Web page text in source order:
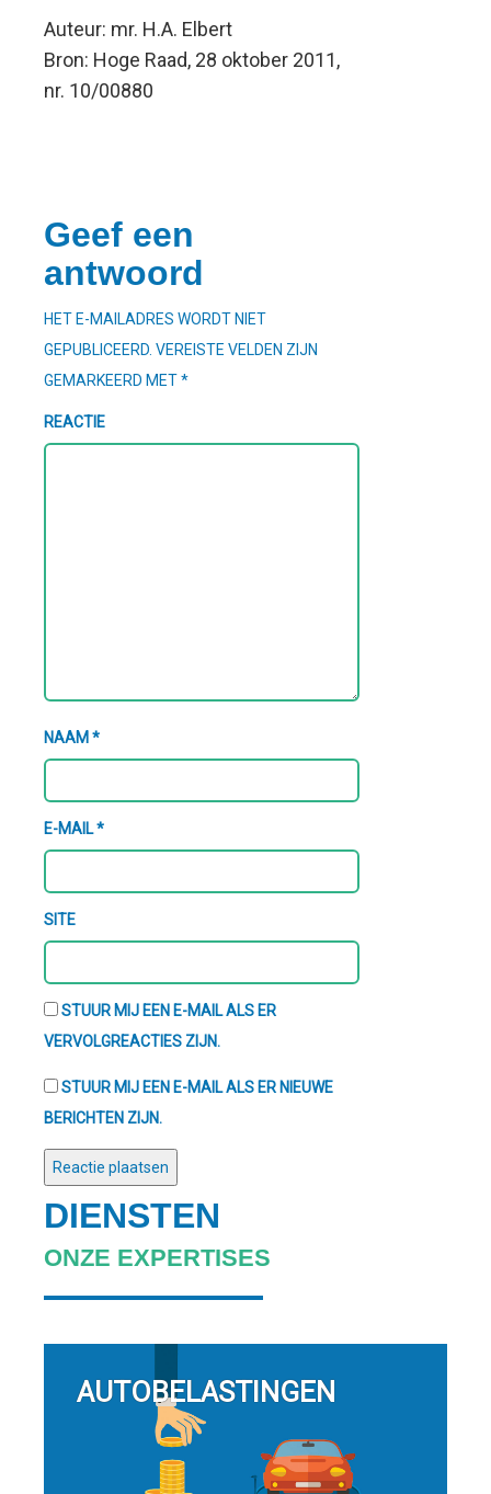
Auteur: mr. H.A. Elbert
Bron: Hoge Raad, 28 oktober 2011,
nr. 10/00880
Geef een
antwoord
HET E-MAILADRES WORDT NIET
GEPUBLICEERD. VEREISTE VELDEN ZIJN
GEMARKEERD MET*
REACTIE
NAAM *
E-MAIL*
SITE
STUUR MIJ EEN E-MAIL ALS ER
VERVOLGREACTIES ZIJN.
STUUR MIJ EEN E-MAIL ALS ER NIEUWE
BERICHTEN ZIJN.
DIENSTEN
ONZE EXPERTISES
AUTOBELASTINGEN